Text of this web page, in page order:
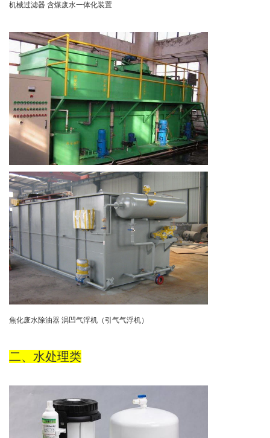
机械过滤器 含煤废水一体化装置
焦化废水除油器 涡凹气浮机（引气气浮机）
二、水处理类